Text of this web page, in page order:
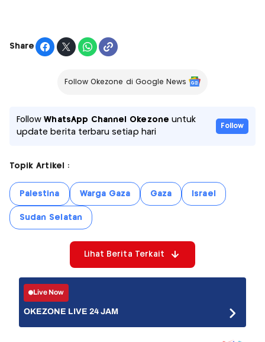
Share
Follow Okezone di Google News
FollowWhatsApp Channel Okezone untuk
update berita terbaru setiap hari
Follow
Topik Artikel :
Palestina Warga Gaza Gaza Israel
Sudan Selatan
Lihat Berita Terkait
Live Now
OKEZONE LIVE 24 JAM